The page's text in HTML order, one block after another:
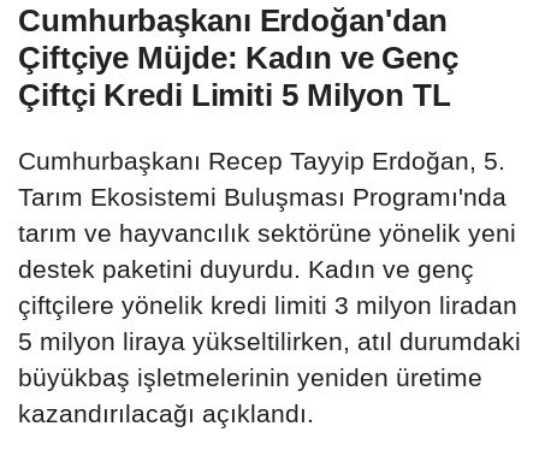
Cumhurbaşkanı Erdoğan'dan
Çiftçiye Müjde: Kadın ve Genç
Çiftçi Kredi Limiti 5 Milyon TL
Cumhurbaşkanı Recep Tayyip Erdoğan, 5.
Tarım Ekosistemi Buluşması Programı'nda
tarım ve hayvancılık sektörüne yönelik yeni
destek paketini duyurdu. Kadın ve genç
çiftçilere yönelik kredi limiti 3 milyon liradan
5 milyon liraya yükseltilirken, atıl durumdaki
büyükbaş işletmelerinin yeniden üretime
kazandırılacağı açıklandı.